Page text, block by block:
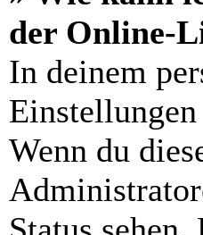
der Online-
In deinem
Wenn du